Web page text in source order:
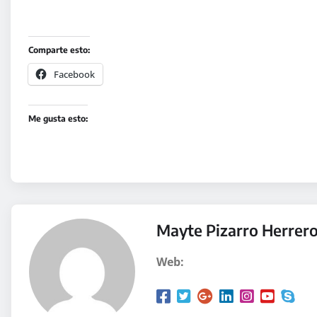
Comparte esto:
Facebook
Me gusta esto:
Mayte Pizarro
Web: